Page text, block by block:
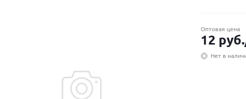
Оптовая цена
12 руб.
Нет в